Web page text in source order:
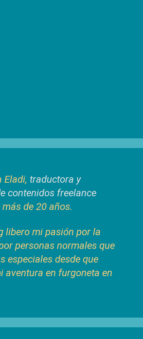
Eladi, traductora y
contenidos freelance
de 20 años.
libero mi pasión por la
personas normales que
especiales desde que
aventura en furgoneta en